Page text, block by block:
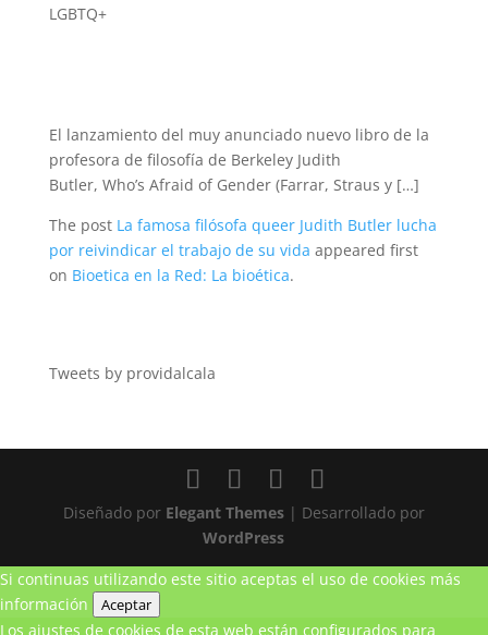
LGBTQ+
El lanzamiento del muy anunciado nuevo libro de la
profesora de filosofía de Berkeley Judith
Butler, Who’s Afraid of Gender (Farrar, Straus y […]
The post La famosa filósofa queer Judith Butler lucha
por reivindicar el trabajo de su vida appeared first
on Bioetica en la Red: La bioética.
Tweets by providalcala
Diseñado por Elegant Themes| Desarrollado por
WordPress
Si continuas utilizando este sitio aceptas el uso de cookies más
información
Aceptar
Los ajustes de cookies de esta web están configurados para